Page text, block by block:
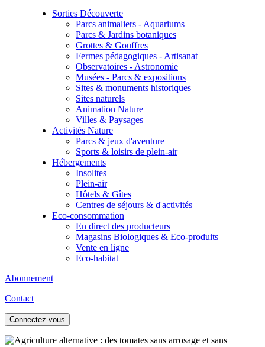
Sorties Découverte
Parcs animaliers - Aquariums
Parcs & Jardins botaniques
Grottes & Gouffres
Fermes pédagogiques - Artisanat
Observatoires - Astronomie
Musées - Parcs & expositions
Sites & monuments historiques
Sites naturels
Animation Nature
Villes & Paysages
Activités Nature
Parcs & jeux d'aventure
Sports & loisirs de plein-air
Hébergements
Insolites
Plein-air
Hôtels & Gîtes
Centres de séjours & d'activités
Eco-consommation
En direct des producteurs
Magasins Biologiques & Eco-produits
Vente en ligne
Eco-habitat
Abonnement
Contact
Connectez-vous